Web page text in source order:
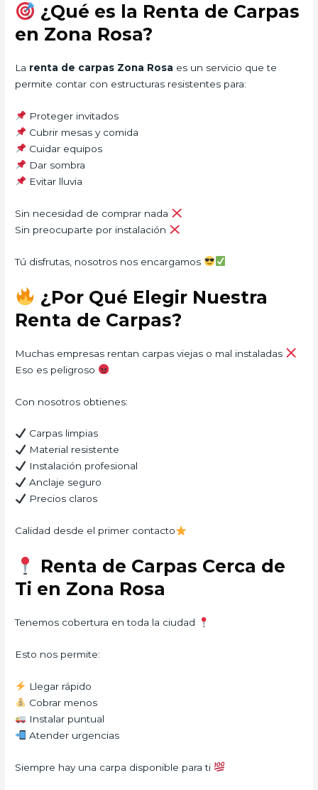
¿Qué es la Renta de Carpas
en Zona Rosa?
La renta de carpas Zona Rosa es un servicio que te
permite contar con estructuras resistentes para:
Proteger invitados
Cubrir mesas y comida
Cuidar equipos
Dar sombra
Evitar lluvia
Sin necesidad de comprar nada
Sin preocuparte por instalación
Tú disfrutas, nosotros nos encargamos
¿Por Qué Elegir Nuestra
Renta de Carpas?
Muchas empresas rentan carpas viejas o mal instaladas
Eso es peligroso
Con nosotros obtienes:
Carpas limpias
Material resistente
Instalación profesional
Anclaje seguro
Precios claros
Calidad desde el primer contacto
Renta de Carpas Cerca de
Ti en Zona Rosa
Tenemos cobertura en toda la ciudad
Esto nos permite:
Llegar rápido
Cobrar menos
Instalar puntual
Atender urgencias
Siempre hay una carpa disponible para ti